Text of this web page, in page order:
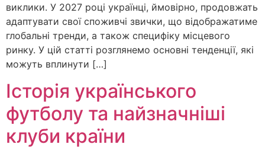
виклики. У 2027 році українці, ймовірно, продовжать
адаптувати свої споживчі звички, що відображатиме
глобальні тренди, а також специфіку місцевого
ринку. У цій статті розглянемо основні тенденції, які
можуть вплинути […]
Історія українського
футболу та найзначніші
клуби країни